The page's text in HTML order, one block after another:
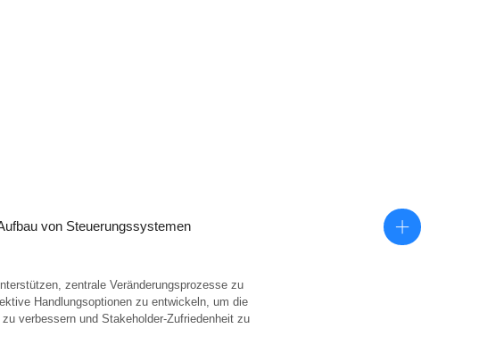
von Steuerungssystemen
zentrale Veränderungsprozesse zu
Handlungsoptionen zu entwickeln, um die
verbessern und Stakeholder-Zufriedenheit zu